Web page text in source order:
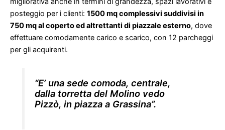
posteggio per i clienti: 1500 mq complessivi suddivisi in
750 mq al coperto ed altrettanti di piazzale esterno, dove
effettuare comodamente carico e scarico, con 12 parcheggi
per gli acquirenti.
“E’ una sede comoda, centrale,
dalla torretta del Molino vedo
Pizzò, in piazza a Grassina”.